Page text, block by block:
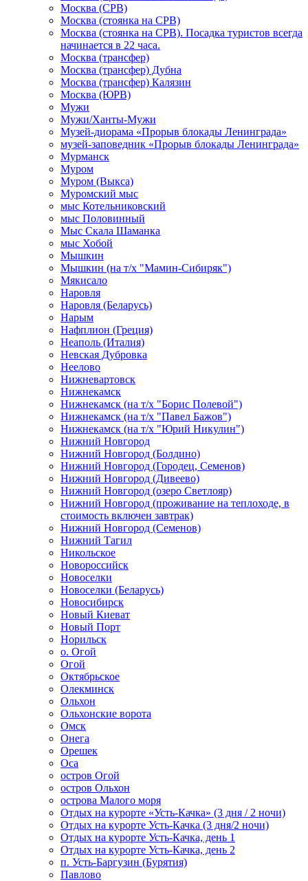
Москва (СРВ)
Москва (стоянка на СРВ)
Москва (стоянка на СРВ). Посадка туристов всегда
начинается в 22 часа.
Москва (трансфер)
Москва (трансфер) Дубна
Москва (трансфер) Калязин
Москва (ЮРВ)
Мужи
Мужи/Ханты-Мужи
Музей-диорама «Прорыв блокады Ленинграда»
музей-заповедник «Прорыв блокады Ленинграда»
Мурманск
Муром
Муром (Выкса)
Муромский мыс
мыс Котельниковский
мыс Половинный
Мыс Скала Шаманка
мыс Хобой
Мышкин
Мышкин (на т/х "Мамин-Сибиряк")
Мякисало
Наровля
Наровля (Беларусь)
Нарым
Нафплион (Греция)
Неаполь (Италия)
Невская Дубровка
Неелово
Нижневартовск
Нижнекамск
Нижнекамск (на т/х "Борис Полевой")
Нижнекамск (на т/х "Павел Бажов")
Нижнекамск (на т/х "Юрий Никулин")
Нижний Новгород
Нижний Новгород (Болдино)
Нижний Новгород (Городец, Семенов)
Нижний Новгород (Дивеево)
Нижний Новгород (озеро Светлояр)
Нижний Новгород (проживание на теплоходе, в
стоимость включен завтрак)
Нижний Новгород (Семенов)
Нижний Тагил
Никольское
Новороссийск
Новоселки
Новоселки (Беларусь)
Новосибирск
Новый Киеват
Новый Порт
Норильск
о. Огой
Огой
Октябрьское
Олекминск
Ольхон
Ольхонские ворота
Омск
Онега
Орешек
Оса
остров Огой
остров Ольхон
острова Малого моря
Отдых на курорте «Усть-Качка» (3 дня / 2 ночи)
Отдых на курорте Усть-Качка (3 дня/2 ночи)
Отдых на курорте Усть-Качка, день 1
Отдых на курорте Усть-Качка, день 2
п. Усть-Баргузин (Бурятия)
Павлово